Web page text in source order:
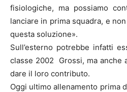
fisiologiche, ma possiamo
lanciare in prima squadra, e
questa soluzione».
Sull’esterno potrebbe infatti
classe 2002 Grossi, ma anche
dare il loro contributo.
Oggi ultimo allenamento prima